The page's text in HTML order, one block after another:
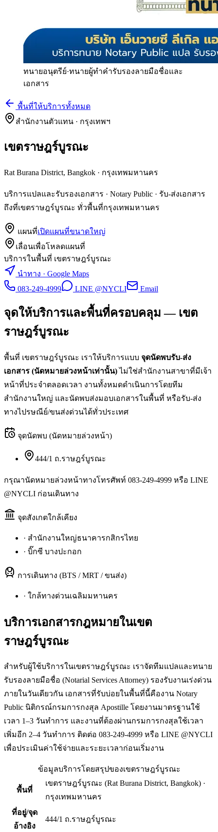
ทนายอนุตรีย์·ทนายผู้ทำคำรับรองลายมือชื่อและ
เอกสาร
พื้นที่ให้บริการทั้งหมด
สำนักงานตัวแทน · กรุงเทพฯ
เขตราษฎร์บูรณะ
Rat Burana District, Bangkok · กรุงเทพมหานคร
บริการแปลและรับรองเอกสาร · Notary Public · รับ-ส่งเอกสาร
ถึงที่เขตราษฎร์บูรณะ ทั่วพื้นที่กรุงเทพมหานคร
แผนที่เปิดแผนที่ขนาดใหญ่
เลื่อนเพื่อโหลดแผนที่
บริการในพื้นที่ เขตราษฎร์บูรณะ
นำทาง · Google Maps
083-249-4999
LINE @NYCLI Email
จุดให้บริการและพื้นที่ครอบคลุม — เขต
ราษฎร์บูรณะ
พื้นที่ เขตราษฎร์บูรณะ เราให้บริการแบบ จุดนัดพบรับ-ส่ง
เอกสาร (นัดหมายล่วงหน้าเท่านั้น) ไม่ใช่สำนักงานสาขาที่มีเจ้า
หน้าที่ประจำตลอดเวลา งานทั้งหมดดำเนินการโดยทีม
สำนักงานใหญ่ และนัดพบส่งมอบเอกสารในพื้นที่ หรือรับ-ส่ง
ทางไปรษณีย์/ขนส่งด่วนได้ทั่วประเทศ
จุดนัดพบ (นัดหมายล่วงหน้า)
444/1 ถ.ราษฎร์บูรณะ
กรุณานัดหมายล่วงหน้าทางโทรศัพท์ 083-249-4999 หรือ LINE
@NYCLI ก่อนเดินทาง
จุดสังเกตใกล้เคียง
· สำนักงานใหญ่ธนาคารกสิกรไทย
· บิ๊กซี บางปะกอก
การเดินทาง (BTS / MRT / ขนส่ง)
· ใกล้ทางด่วนเฉลิมมหานคร
บริการเอกสารกฎหมายในเขต
ราษฎร์บูรณะ
สำหรับผู้ใช้บริการในเขตราษฎร์บูรณะ เราจัดทีมแปลและทนาย
รับรองลายมือชื่อ (Notarial Services Attorney) รองรับงานเร่งด่วน
ภายในวันเดียวกัน เอกสารที่รับบ่อยในพื้นที่นี้คืองาน Notary
Public นิติกรณ์กรมการกงสุล Apostille โดยงานมาตรฐานใช้
เวลา 1–3 วันทำการ และงานที่ต้องผ่านกรมการกงสุลใช้เวลา
เพิ่มอีก 2–4 วันทำการ ติดต่อ 083-249-4999 หรือ LINE @NYCLI
เพื่อประเมินค่าใช้จ่ายและระยะเวลาก่อนเริ่มงาน
ข้อมูลบริการโดยสรุปของเขตราษฎร์บูรณะ
พื้นที่
เขตราษฎร์บูรณะ (Rat Burana District, Bangkok) ·
กรุงเทพมหานคร
ที่อยู่/จุด
อ้างอิง
444/1 ถ.ราษฎร์บูรณะ